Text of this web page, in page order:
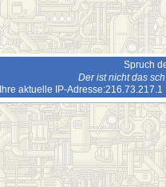
Spruch
Der ist nicht das
Ihre aktuelle IP-